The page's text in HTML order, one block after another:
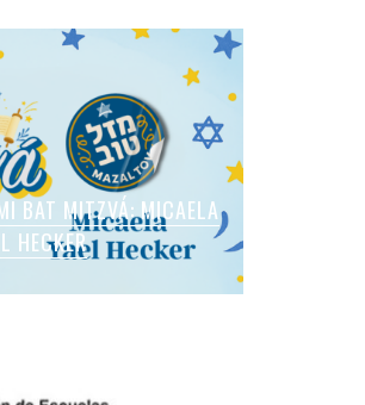
BAT MITZVÁ: MICAELA
HECKER
BAT MITZVÁ: MARTINA
LEVY
BAT MITZVÁ: MICAELA
APFELBAUM
BAT MITZVÁ: VIOLETA
MI BAR MITZVÁ: VITALI
GUIDA